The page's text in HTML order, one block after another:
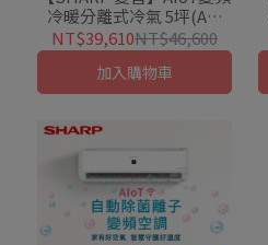
冷暖分離式冷氣 5坪(AE-
36ZAMH/AY-36ZAMH-W)
NT$39,610NT$46,600
加入購物車